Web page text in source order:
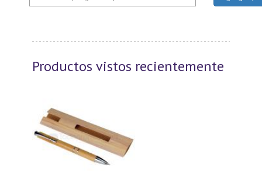
Productos vistos recientemente